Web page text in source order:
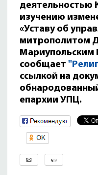
деятельностью
изучению
«Уставу об
митрополитом
Мариупольским
сообщает
ссылкой на
епархии УПЦ.